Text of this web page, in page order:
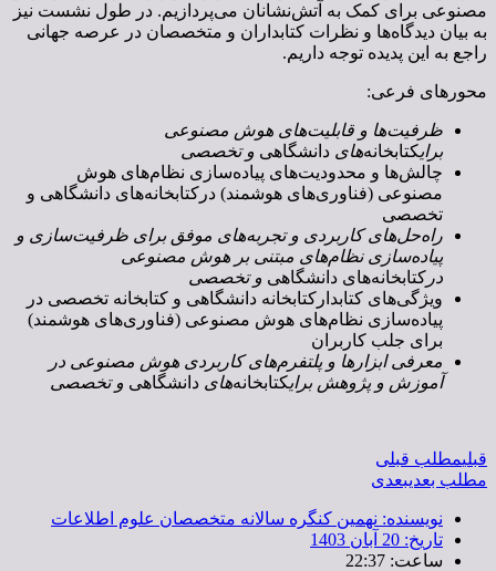
مصنوعی برای کمک به آتش‌نشانان می‌پردازیم. در طول نشست نیز
به بیان دیدگاه‌ها و نظرات کتابداران و متخصصان در عرصه جهانی
راجع به این پدیده توجه داریم.
محورهای فرعی:
ظرفیت‌ها و قابلیت‌های هوش مصنوعی
برایکتابخانه‌های دانشگاهی و تخصصی
چالش‌ها و محدودیت‌های پیاده‌سازی نظام‌های هوش
مصنوعی (فناوری‌های هوشمند) درکتابخانه‌های دانشگاهی و
تخصصی
راه‌حل‌های کاربردی و تجربه‌های موفق برای ظرفیت‌سازی و
پیاده‌سازی نظام‌های مبتنی بر هوش مصنوعی
در کتابخانه‌های دانشگاهی و تخصصی
ویژگی‌های کتابدارکتابخانه دانشگاهی و کتابخانه تخصصی در
پیاده‌سازی نظام‌های هوش مصنوعی (فناوری‌های هوشمند)
برای جلب کاربران
معرفی ابزارها و پلتفرم‌های کاربردی هوش مصنوعی در
آموزش و پژوهش برایکتابخانه‌های دانشگاهی و تخصصی
قبلیمطلب قبلی
مطلب بعدیبعدی
نویسنده: نهمین کنگره سالانه متخصصان علوم اطلاعات
تاریخ: 20 آبان 1403
ساعت: 22:37